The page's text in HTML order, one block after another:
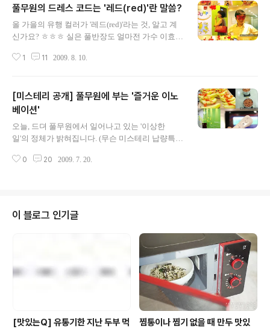
풀무원의 드레스 코드는 '레드(red)'란 말씀?
올 가을의 유행 컬러가 '레드(red)'라는 것, 알고 계
신가요? ㅎㅎㅎ 실은 풀반장도 얼마전 가수 이효리
한여름에 왠 갑자기 가을 컬러 타령이냐구요? 왜
기, 여름에 롱부츠 신고 퍼볼레로 입기..@@) 꼭 그
래서 그랬던 건 아닌데 얼마전 풀무원에서도 이 가
됐었다지요. ^ ^ (우린 이런 회사예요!) 출근길, 출
입카드를 찍자마자 사람들이 접견실에 마련된 포
토존에 모여들어 저마다 지니고 온 '레드' 아이템들
1 11 2009. 8. 10.
[미스테리 공개] 풀무원에 부는 '즐거운 이노
베이션'
오늘, 드뎌 풀무원에서 일어나고 있는 '이상한
일'의 정체가 밝혀집니다. (무슨 미스테리 납량특집
있으셨는지요? ㅎㅎ) 생일상보다 푸짐했던 바나나
티-저를 시도할만큼- 쿨럭... 풀반장표 티-저가 궁금
하시다면? [1탄], [2탄], [3탄] 클릭! ) 이제 이 풀무원
미스테리를 주도했던 주인공들을 공개합니다!!! 짜
잔- "C큐빅"이라 이름붙여진 조직(?)의 단원들. 바
로 C.A(cubic activator)들 이랍니다. 조직이라니 촘
무섭죠? ㅎㅎ 풀무원에 새로 생긴 이 'C큐빅'이란
0 20 2009. 7. 20.
이 블로그 인기글
[맛있는Q] 유통기한 지난 두부 먹
찜통이나 찜기 없을 때 만두 맛있